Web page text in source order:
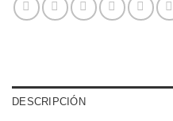
DESCRIPCIÓN